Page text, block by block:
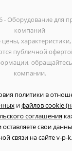
- Оборудование для
компаний
цены,
публичной
компании.
политики в
ифайлов cookie
соглашения
оставляете свои
связи на сайте v-p-